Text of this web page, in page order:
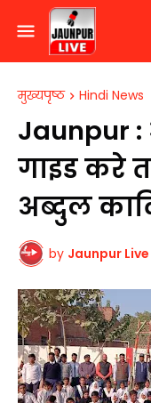
मुख्यपृष्ठ Hindi News
​Jaunpur
गाइड करे
अब्दुल
by Jaunpur Live